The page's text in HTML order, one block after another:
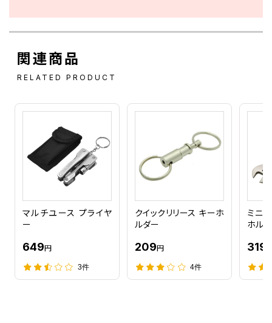
関連商品
RELATED PRODUCT
マルチユース プライヤ
ー
649円
3件
クイックリリース キーホ
ルダー
209円
4件
ミニ
ホル
319